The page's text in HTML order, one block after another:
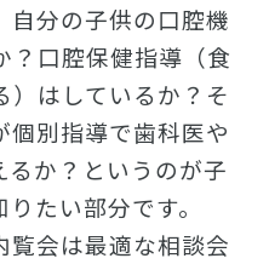
自分の子供の口腔機
？口腔保健指導（食
）はしているか？そ
個別指導で歯科医や
か？というのが子
たい部分です。
覧会は最適な相談会